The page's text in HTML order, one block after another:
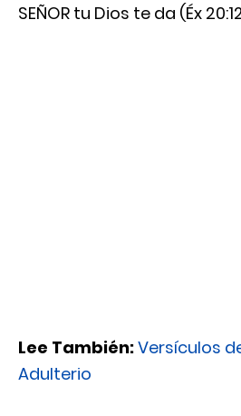
SEÑOR tu Dios te da (Éx
Lee También:Versículos
Adulterio